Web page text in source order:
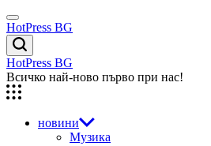
Skip
to
content
Menu
HotPress BG
Търсене
HotPress BG
Всичко най-ново първо при нас!
новини
Музика